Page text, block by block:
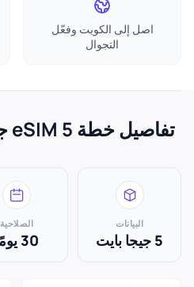
اصل إلى الكويت وفعّل
التجوال
تفاصيل خطة eSIM 5 جيجا بايت لـ الكويت
البيانات
5 جيجا بايت
الصلاحية
30 يومًا